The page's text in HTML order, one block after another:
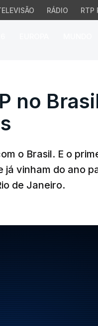
RÁDIO RTP
no
no
o Brasil. E o
vinham do ano
de Janeiro.